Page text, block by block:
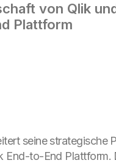
von Qlik
Plattform
seine strategische
End-to-End Plattform.